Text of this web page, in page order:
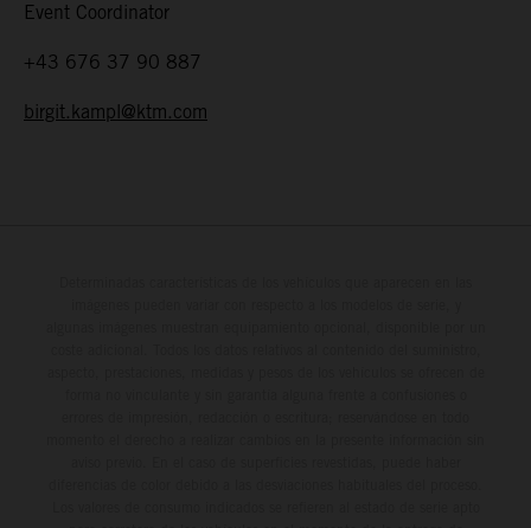
Event Coordinator
+43 676 37 90 887
birgit.kampl@ktm.com